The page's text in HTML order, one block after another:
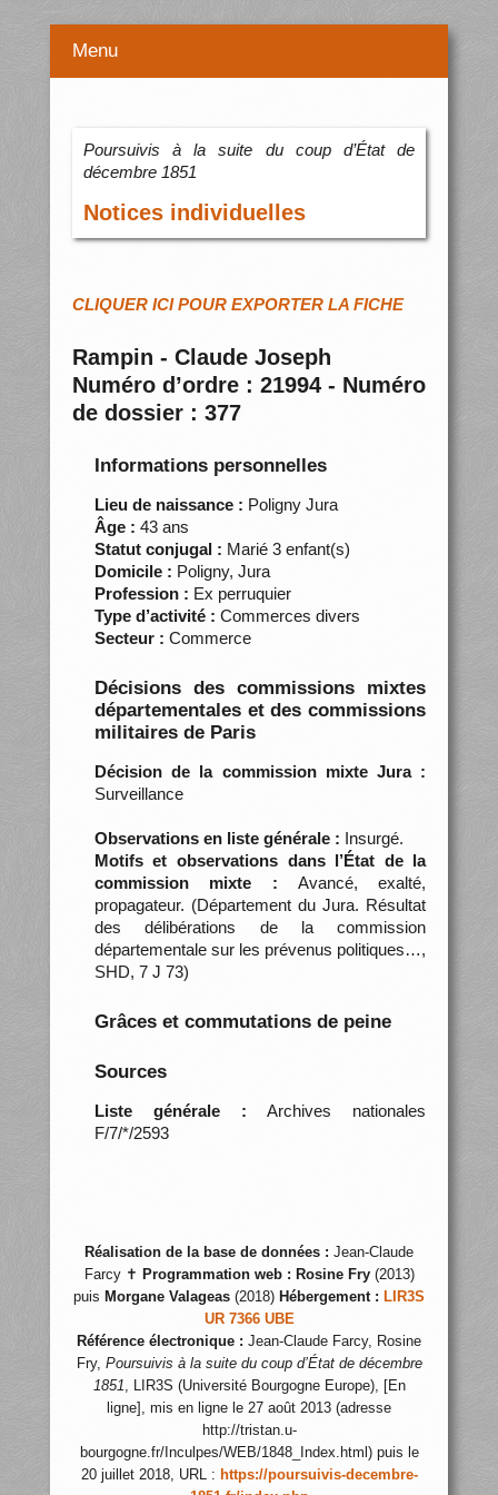
Menu
Poursuivis à la suite du coup d’État de
décembre 1851
Notices individuelles
CLIQUER ICI POUR EXPORTER LA FICHE
Rampin - Claude Joseph
Numéro d’ordre : 21994 - Numéro
de dossier : 377
Informations personnelles
Lieu de naissance : Poligny Jura
Âge : 43 ans
Statut conjugal : Marié 3 enfant(s)
Domicile : Poligny, Jura
Profession : Ex perruquier
Type d’activité : Commerces divers
Secteur : Commerce
Décisions des commissions mixtes
départementales et des commissions
militaires de Paris
Décision de la commission mixte Jura :
Surveillance
Observations en liste générale : Insurgé.
Motifs et observations dans l’État de la
commission mixte : Avancé, exalté,
propagateur. (Département du Jura. Résultat
des délibérations de la commission
départementale sur les prévenus politiques…,
SHD, 7 J 73)
Grâces et commutations de peine
Sources
Liste générale : Archives nationales
F/7/*/2593
Réalisation de la base de données : Jean-Claude
Farcy ✝ Programmation web : Rosine Fry(2013)
puis Morgane Valageas (2018) Hébergement : LIR3S
UR 7366 UBE
Référence électronique : Jean-Claude Farcy, Rosine
Fry, Poursuivis à la suite du coup d’État de décembre
1851, LIR3S (Université Bourgogne Europe), [En
ligne], mis en ligne le 27 août 2013 (adresse
http://tristan.u-
bourgogne.fr/Inculpes/WEB/1848_Index.html) puis le
20 juillet 2018, URL : https://poursuivis-decembre-